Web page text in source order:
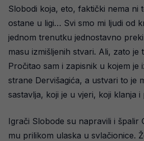
Slobodi koja, eto, faktički nema ni
ostane u ligi… Svi smo mi ljudi od
jednom trenutku jednostavno
masu izmišljenih stvari. Ali, zato je
Pročitao sam i zapisnik u kojem je
strane Dervišagića, a ustvari to je
sastavlja, koji je u vjeri, koji klanja i
Igrači Slobode su napravili i špalir
mu prilikom ulaska u svlačionice.